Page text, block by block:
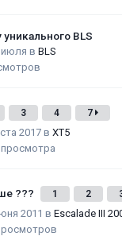
BLS
июля в BLS
3 4 7
2017 в XT5
просмотра
??? 1 2
2011 в Escalade III